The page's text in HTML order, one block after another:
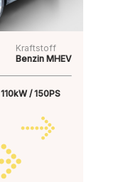
Kraftstoff
Benzin MHEV
110kW / 150PS